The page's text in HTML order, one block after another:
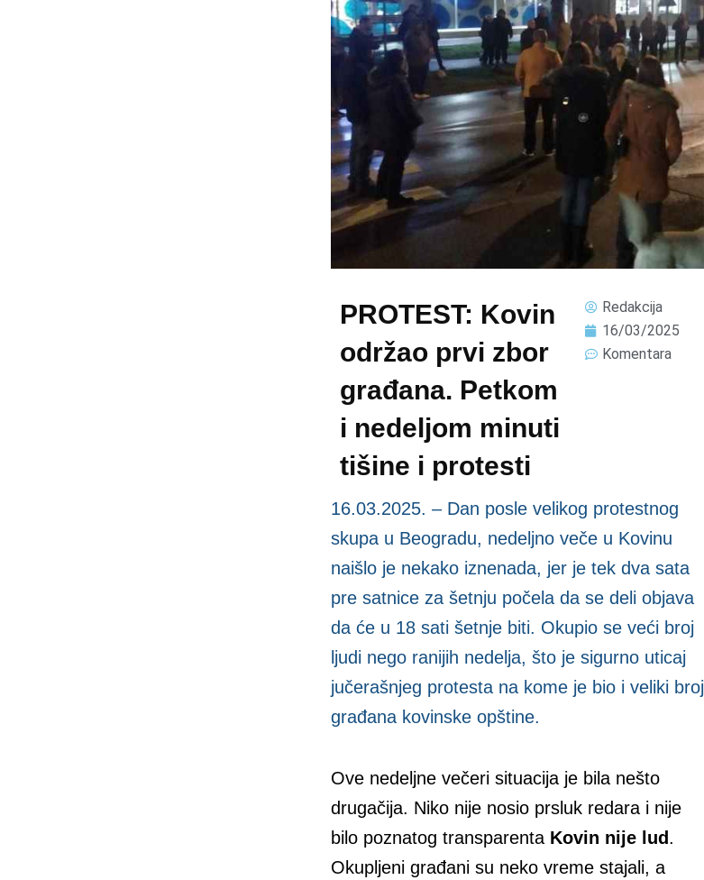
PROTEST: Kovin
održao prvi zbor
građana. Petkom
i nedeljom minuti
tišine i protesti
Redakcija
16/03/2025
Komentara
16.03.2025. – Dan posle velikog protestnog
skupa u Beogradu, nedeljno veče u Kovinu
naišlo je nekako iznenada, jer je tek dva sata
pre satnice za šetnju počela da se deli objava
da će u 18 sati šetnje biti. Okupio se veći broj
ljudi nego ranijih nedelja, što je sigurno uticaj
jučerašnjeg protesta na kome je bio i veliki broj
građana kovinske opštine.
Ove nedeljne večeri situacija je bila nešto
drugačija. Niko nije nosio prsluk redara i nije
bilo poznatog transparenta Kovin nije lud.
Okupljeni građani su neko vreme stajali, a